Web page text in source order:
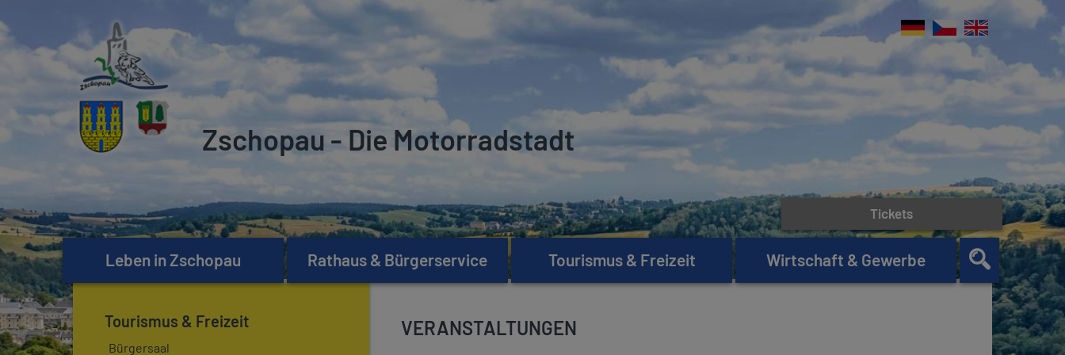
Zschopau - Die Motorradstadt
Leben in Zschopau Rathaus & Bürgerservice Tourismus & Freizeit Wirtschaft & Gewerbe
Tickets
Tourismus & Freizeit
Bürgersaal
VERANSTALTUNGEN